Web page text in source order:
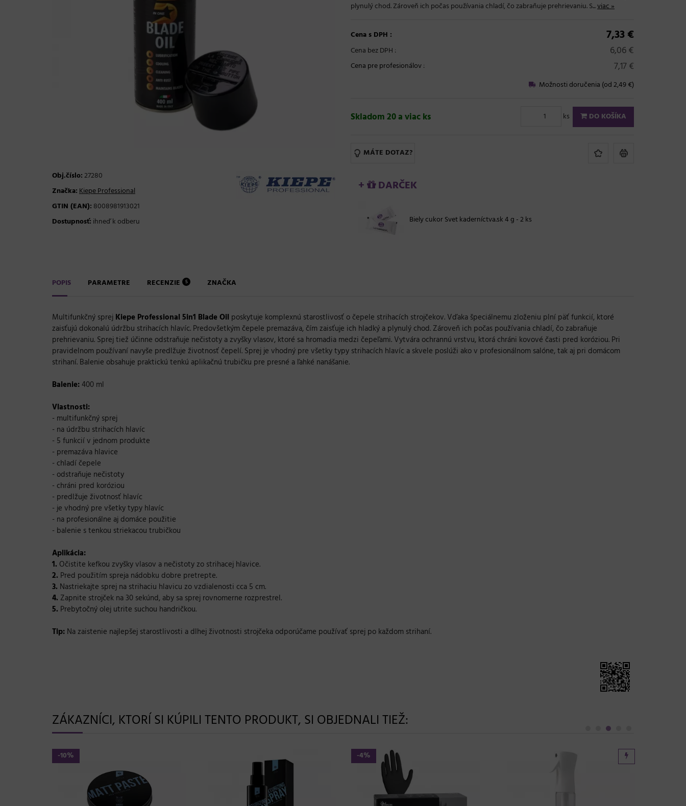
Obj.číslo:27280
Značka:Kiepe Professional
GTIN (EAN): 8008981913021
Dostupnosť: ihneď k odberu
plynulý chod. Zároveň ich počas používania chladí, čo zabraňuje prehrievaniu. S...viac »
Cena s DPH : 7,33 €
Cena bez DPH : 6,06 €
Cena pre profesionálov: 7,17 €
Možnosti doručenia (od 2,49 €)
Skladom 20 a viac ks ks DO KOŠÍKA
MÁTE DOTAZ?
+ DARČEK
Biely cukor Svet kaderníctva.sk 4 g - 2 ks
POPIS PARAMETRE RECENZIE 5 ZNAČKA
Multifunkčný sprej Kiepe Professional 5in1 Blade Oil poskytuje komplexnú starostlivosť o čepele strihacích strojčekov. Vďaka špeciálnemu zloženiu plní päť funkcií, ktoré
zaisťujú dokonalú údržbu strihacích hlavíc. Predovšetkým čepele premazáva, čím zaisťuje ich hladký a plynulý chod. Zároveň ich počas používania chladí, čo zabraňuje
prehrievaniu. Sprej tiež účinne odstraňuje nečistoty a zvyšky vlasov, ktoré sa hromadia medzi čepeľami. Vytvára ochrannú vrstvu, ktorá chráni kovové časti pred koróziou. Pri
pravidelnom používaní navyše predlžuje životnosť čepelí. Sprej je vhodný pre všetky typy strihacích hlavíc a skvele poslúži ako v profesionálnom salóne, tak aj pri domácom
strihaní. Balenie obsahuje praktickú tenkú aplikačnú trubičku pre presné a ľahké nanášanie.
Balenie:400 ml
Vlastnosti:
- multifunkčný sprej
- na údržbu strihacích hlavíc
- 5 funkcií v jednom produkte
- premazáva hlavice
- chladí čepele
- odstraňuje nečistoty
- chráni pred koróziou
- predlžuje životnosť hlavíc
- je vhodný pre všetky typy hlavíc
- na profesionálne aj domáce použitie
- balenie s tenkou striekacou trubičkou
Aplikácia:
1. Očistite kefkou zvyšky vlasov a nečistoty zo strihacej hlavice.
2. Pred použitím spreja nádobku dobre pretrepte.
3. Nastriekajte sprej na strihaciu hlavicu zo vzdialenosti cca 5 cm.
4. Zapnite strojček na 30 sekúnd, aby sa sprej rovnomerne rozprestrel.
5. Prebytočný olej utrite suchou handričkou.
Tip: Na zaistenie najlepšej starostlivosti a dlhej životnosti strojčeka odporúčame používať sprej po každom strihaní.
ZÁKAZNÍCI, KTORÍ SI KÚPILI TENTO PRODUKT, SI OBJEDNALI TIEŽ:
-10% -4%